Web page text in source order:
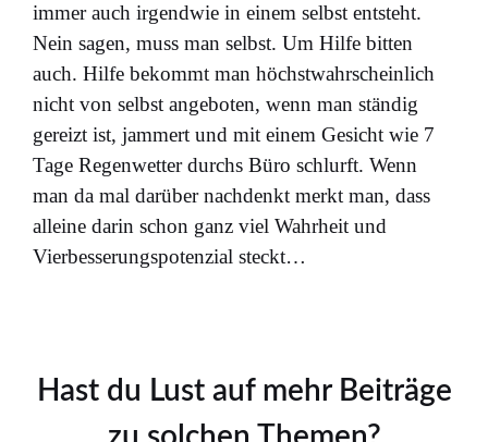
immer auch irgendwie in einem selbst entsteht.
Nein sagen, muss man selbst. Um Hilfe bitten
auch. Hilfe bekommt man höchstwahrscheinlich
nicht von selbst angeboten, wenn man ständig
gereizt ist, jammert und mit einem Gesicht wie 7
Tage Regenwetter durchs Büro schlurft. Wenn
man da mal darüber nachdenkt merkt man, dass
alleine darin schon ganz viel Wahrheit und
Vierbesserungspotenzial steckt…
Hast du Lust auf mehr Beiträge